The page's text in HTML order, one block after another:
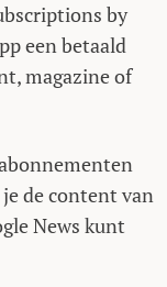
by
een betaald
magazine of
de content van
News kunt